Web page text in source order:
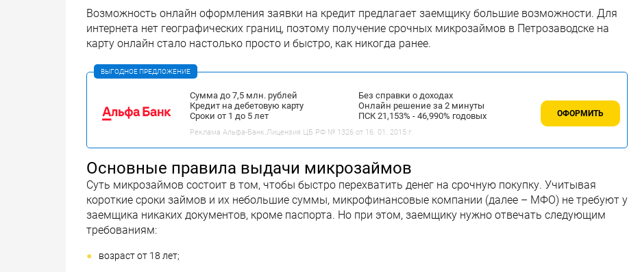
Возможность онлайн оформления заявки на кредит предлагает заемщику большие возможности. Для
интернета нет географических границ, поэтому получение срочных микрозаймов в Петрозаводске на
карту онлайн стало настолько просто и быстро, как никогда ранее.
ВЫГОДНОЕ ПРЕДЛОЖЕНИЕ
Сумма до 7,5 млн. рублей
Кредит на дебетовую карту
Сроки от 1 до 5 лет
Без справки о доходах
Онлайн решение за 2 минуты
ПСК 21,153% - 46,990% годовых
Реклама Альфа-Банк.Лицензия ЦБ РФ № 1326 от 16. 01. 2015 г.
ОФОРМИТЬ
Основные правила выдачи микрозаймов
Суть микрозаймов состоит в том, чтобы быстро перехватить денег на срочную покупку. Учитывая
короткие сроки займов и их небольшие суммы, микрофинансовые компании (далее – МФО) не требуют у
заемщика никаких документов, кроме паспорта. Но при этом, заемщику нужно отвечать следующим
требованиям:
возраст от 18 лет;